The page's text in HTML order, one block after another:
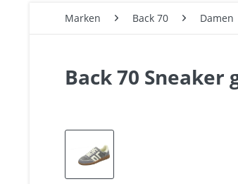
Marken Back 70 Damen
Back 70 Sneaker